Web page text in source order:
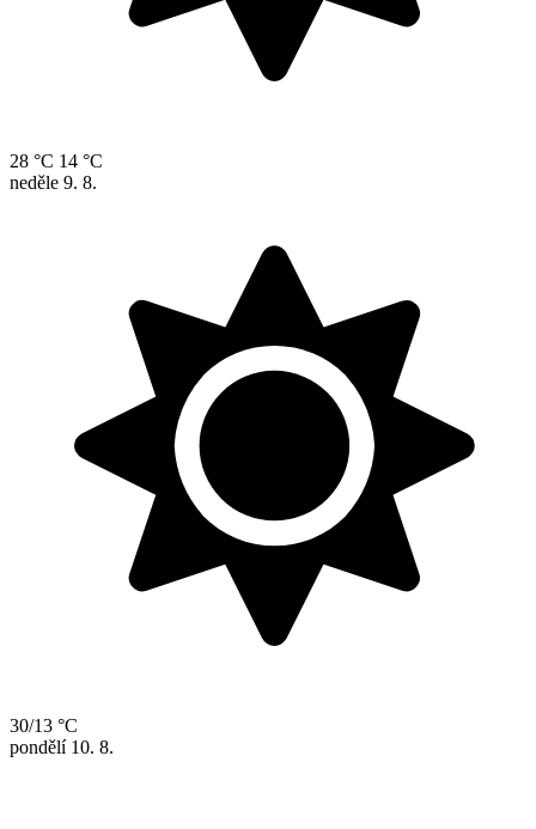
28 °C 14 °C
neděle 9. 8.
30/13 °C
pondělí 10. 8.